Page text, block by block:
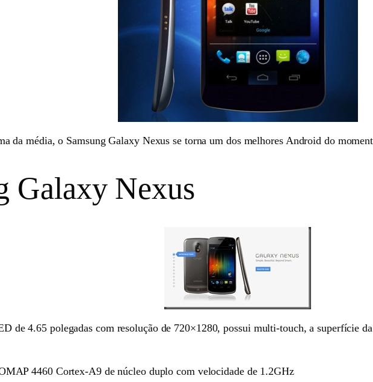
da média, o Samsung Galaxy Nexus se torna um dos melhores Android do
Galaxy Nexus
de 4.65 polegadas com resolução de 720×1280, possui multi-touch, a superfície
4460 Cortex-A9 de núcleo duplo com velocidade de 1.2GHz